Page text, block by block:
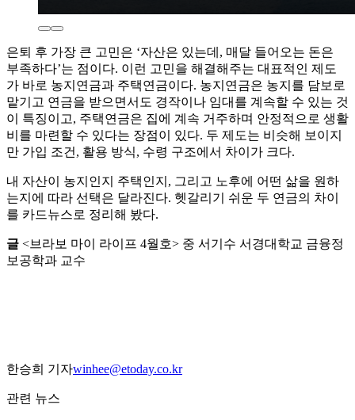
은퇴 후 가장 큰 고민은 ‘자산은 있는데, 매달 들어오는 돈은
부족하다’는 점이다. 이런 고민을 해결해주는 대표적인 제도
가 바로 농지연금과 주택연금이다. 농지연금은 농지를 담보로
맡기고 연금을 받으면서도 경작이나 임대를 계속할 수 있는 것
이 특징이고, 주택연금은 집에 계속 거주하며 안정적으로 생활
비를 마련할 수 있다는 장점이 있다. 두 제도는 비슷해 보이지
만 가입 조건, 활용 방식, 수령 구조에서 차이가 크다.
내 자산이 농지인지 주택인지, 그리고 노후에 어떤 삶을 원하
는지에 따라 선택은 달라진다. 헷갈리기 쉬운 두 연금의 차이
를 카드뉴스로 정리해 봤다.
글 <브라보 마이 라이프 4월호> 중 서기수 서경대학교 금융정
보공학과 교수
한승희 기자winhee@etoday.co.kr
관련 뉴스